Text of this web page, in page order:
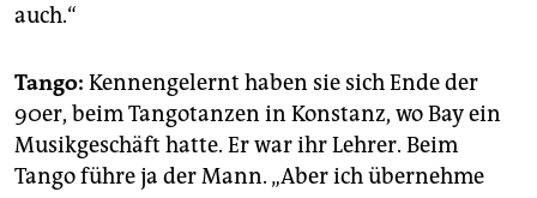
auch.“
Tango: Kennengelernt haben sie sich Ende der
90er, beim Tangotanzen in Konstanz, wo Bay ein
Musikgeschäft hatte. Er war ihr Lehrer. Beim
Tango führe ja der Mann. „Aber ich übernehme